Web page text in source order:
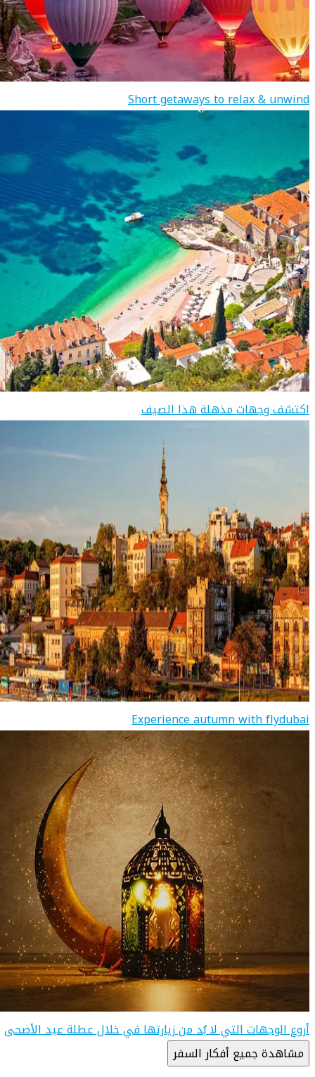
Short getaways to relax & unwind
اكتشف وجهات مذهلة هذا الصيف
Experience autumn with flydubai
أروع الوجهات التي لا بُد من زيارتها في خلال عطلة عيد الأضحى
مشاهدة جميع أفكار السفر